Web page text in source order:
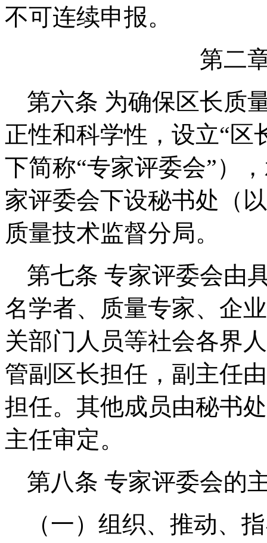
不可连续申报。
第二
第六条 为确保区长质
正性和科学性，设立“区
下简称“专家评委会”）
家评委会下设秘书处（
质量技术监督分局。
第七条 专家评委会由
名学者、质量专家、企
关部门人员等社会各界
管副区长担任，副主任
担任。其他成员由秘书
主任审定。
第八条 专家评委会的
（一）组织、推动、